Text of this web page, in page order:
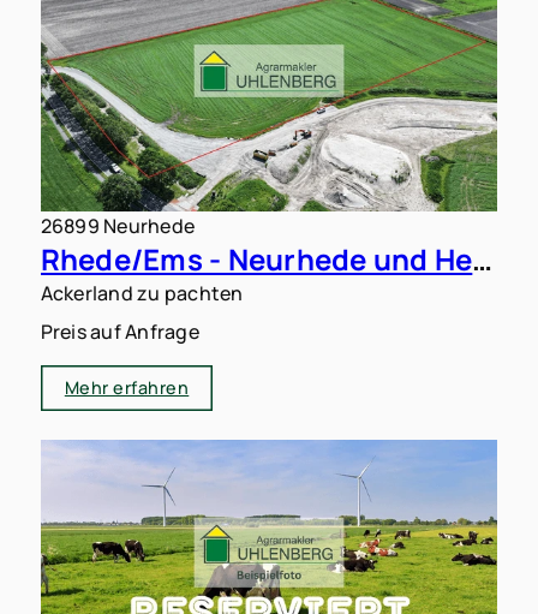
26899 Neurhede
Rhede/Ems - Neurhede und Heede: 9,5 ha Ackerland zu verpachten
Ackerland zu pachten
Preis auf Anfrage
Mehr erfahren